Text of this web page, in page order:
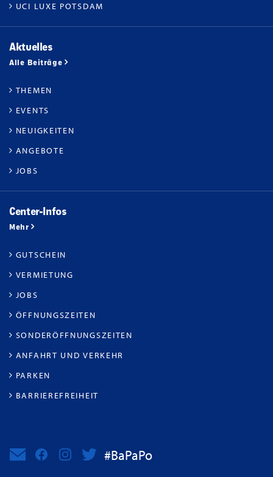
UCI LUXE POTSDAM
Aktuelles
Alle Beiträge
THEMEN
EVENTS
NEUIGKEITEN
ANGEBOTE
JOBS
Center-Infos
Mehr
GUTSCHEIN
VERMIETUNG
JOBS
ÖFFNUNGSZEITEN
SONDERÖFFNUNGSZEITEN
ANFAHRT UND VERKEHR
PARKEN
BARRIEREFREIHEIT
#BaPaPo